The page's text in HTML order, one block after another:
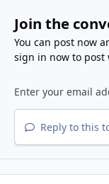
Join the
You can post now
sign in nowto post
Reply to this